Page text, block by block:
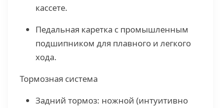
кассете.
Педальная каретка с промышленным
подшипником для плавного и легкого
хода.
Тормозная система
Задний тормоз: ножной (интуитивно